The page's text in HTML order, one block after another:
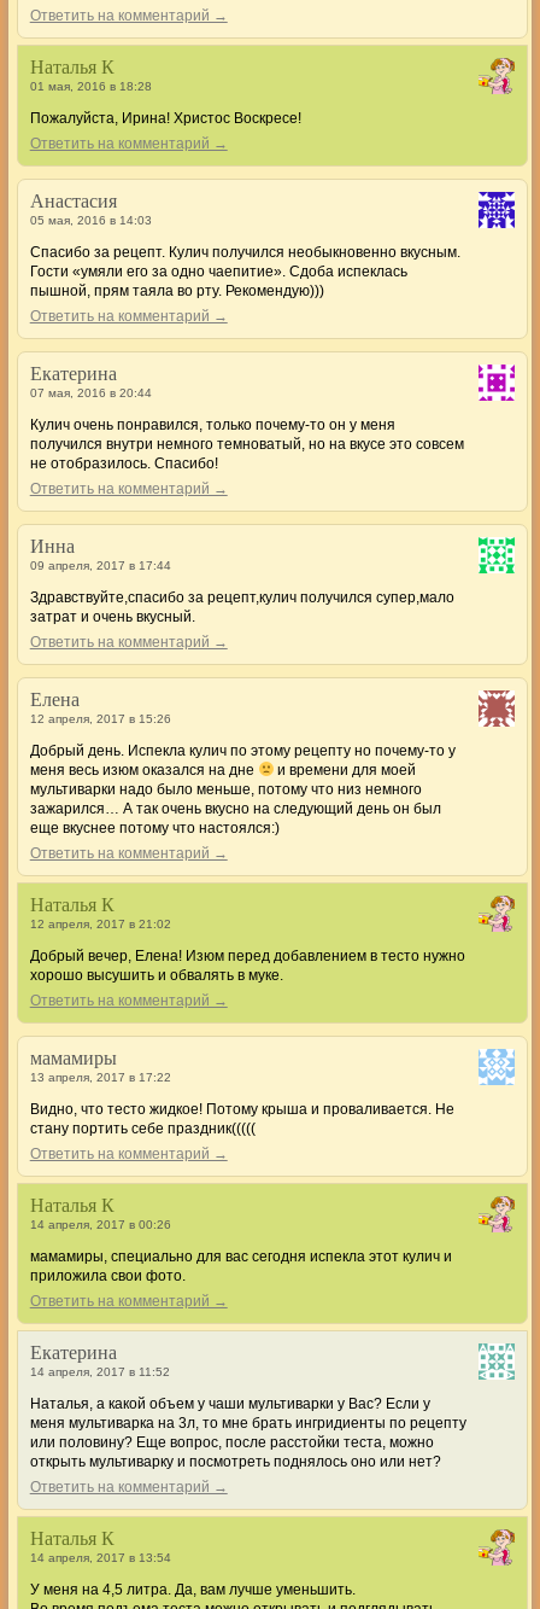
Ответить на комментарий →
Наталья К
01 мая, 2016 в 18:28
Пожалуйста, Ирина! Христос Воскресе!
Ответить на комментарий →
Анастасия
05 мая, 2016 в 14:03
Спасибо за рецепт. Кулич получился необыкновенно вкусным.
Гости «умяли его за одно чаепитие». Сдоба испеклась
пышной, прям таяла во рту. Рекомендую)))
Ответить на комментарий →
Екатерина
07 мая, 2016 в 20:44
Кулич очень понравился, только почему-то он у меня
получился внутри немного темноватый, но на вкусе это совсем
не отобразилось. Спасибо!
Ответить на комментарий →
Инна
09 апреля, 2017 в 17:44
Здравствуйте,спасибо за рецепт,кулич получился супер,мало
затрат и очень вкусный.
Ответить на комментарий →
Елена
12 апреля, 2017 в 15:26
Добрый день. Испекла кулич по этому рецепту но почему-то у
меня весь изюм оказался на дне
и времени для моей
мультиварки надо было меньше, потому что низ немного
зажарился… А так очень вкусно на следующий день он был
еще вкуснее потому что настоялся:)
Ответить на комментарий →
Наталья К
12 апреля, 2017 в 21:02
Добрый вечер, Елена! Изюм перед добавлением в тесто нужно
хорошо высушить и обвалять в муке.
Ответить на комментарий →
мамамиры
13 апреля, 2017 в 17:22
Видно, что тесто жидкое! Потому крыша и проваливается. Не
стану портить себе праздник(((((
Ответить на комментарий →
Наталья К
14 апреля, 2017 в 00:26
мамамиры, специально для вас сегодня испекла этот кулич и
приложила свои фото.
Ответить на комментарий →
Екатерина
14 апреля, 2017 в 11:52
Наталья, а какой объем у чаши мультиварки у Вас? Если у
меня мультиварка на 3л, то мне брать ингридиенты по рецепту
или половину? Еще вопрос, после расстойки теста, можно
открыть мультиварку и посмотреть поднялось оно или нет?
Ответить на комментарий →
Наталья К
14 апреля, 2017 в 13:54
У меня на 4,5 литра. Да, вам лучше уменьшить.